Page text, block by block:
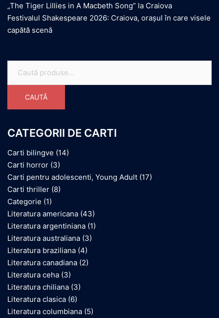
„The Tiger Lillies in A Macbeth Song” la Craiova
Festivalul Shakespeare 2026: Craiova, orașul în care visele
capătă scenă
după:
CAUTĂ
CATEGORII DE CARTI
Carti bilingve (14)
Carti horror (3)
Carti pentru adolescenti, Young Adult (17)
Carti thriller (8)
Categorie (1)
Literatura americana (43)
Literatura argentiniana (1)
Literatura australiana (3)
Literatura braziliana (4)
Literatura canadiana (2)
Literatura ceha (3)
Literatura chiliana (3)
Literatura clasica (6)
Literatura columbiana (5)